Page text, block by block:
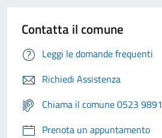
Contatta il comune
Leggi le domande frequenti
Richiedi Assistenza
Chiama il comune 0523 9891
Prenota un appuntamento